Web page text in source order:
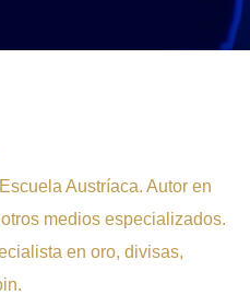
Austríaca. Autor en
medios especializados.
en oro, divisas,